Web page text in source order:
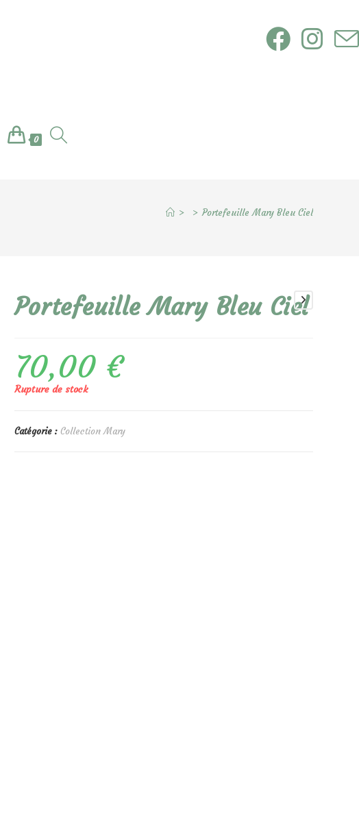
0
> > Portefeuille Mary Bleu Ciel
Portefeuille Mary Bleu Ciel
70,00 €
Rupture de stock
Catégorie : Collection Mary